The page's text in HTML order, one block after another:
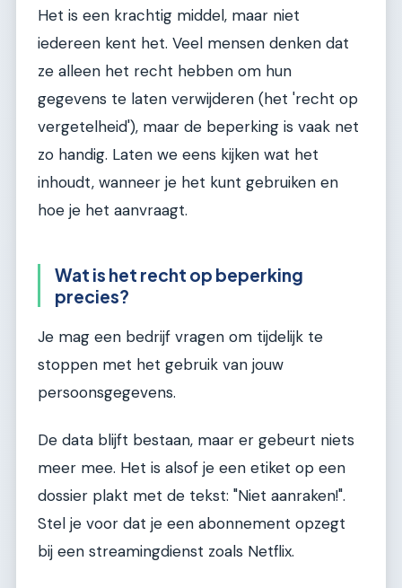
Het is een krachtig middel, maar niet
iedereen kent het. Veel mensen denken dat
ze alleen het recht hebben om hun
gegevens te laten verwijderen (het 'recht op
vergetelheid'), maar de beperking is vaak net
zo handig. Laten we eens kijken wat het
inhoudt, wanneer je het kunt gebruiken en
hoe je het aanvraagt.
Wat is het recht op beperking
precies?
Je mag een bedrijf vragen om tijdelijk te
stoppen met het gebruik van jouw
persoonsgegevens.
De data blijft bestaan, maar er gebeurt niets
meer mee. Het is alsof je een etiket op een
dossier plakt met de tekst: "Niet aanraken!".
Stel je voor dat je een abonnement opzegt
bij een streamingdienst zoals Netflix.